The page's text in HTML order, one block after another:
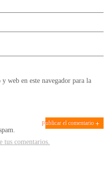
web en este navegador para la
tus comentarios.